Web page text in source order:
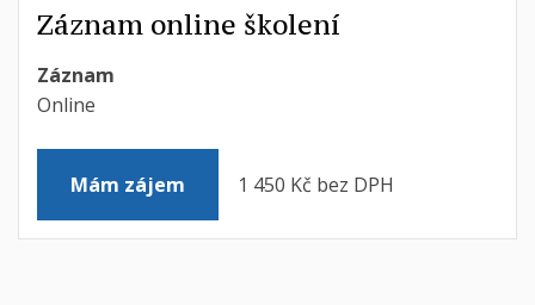
Záznam online školení
Záznam
Online
Mám zájem 1 450 Kč bez DPH